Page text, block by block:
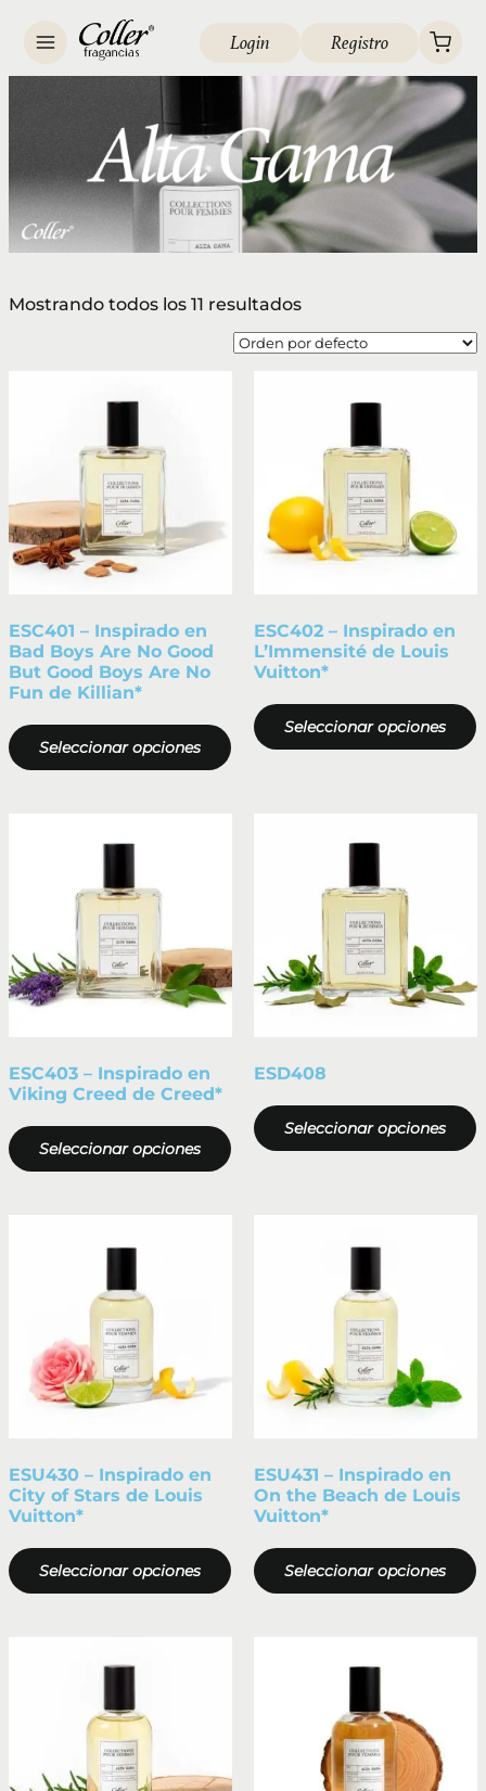
Login Registro
Mostrando todos los 11 resultados
ESC401 – Inspirado en
Bad Boys Are No Good
But Good Boys Are No
Fun de Killian*
Seleccionar opciones
ESC402 – Inspirado en
L’Immensité de Louis
Vuitton*
Seleccionar opciones
ESC403 – Inspirado en
Viking Creed de Creed*
Seleccionar opciones
ESD408
Seleccionar opciones
ESU430 – Inspirado en
City of Stars de Louis
Vuitton*
Seleccionar opciones
ESU431 – Inspirado en
On the Beach de Louis
Vuitton*
Seleccionar opciones